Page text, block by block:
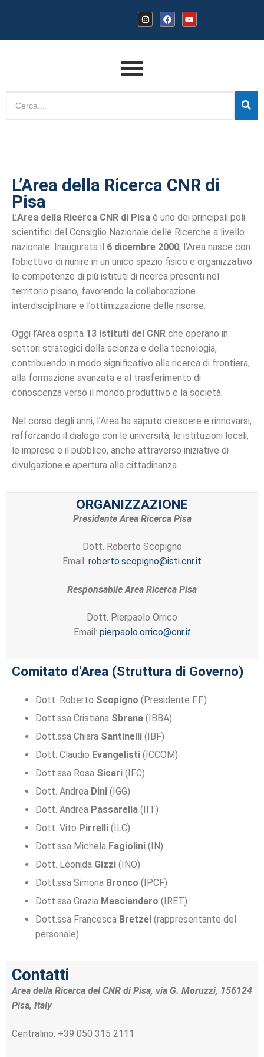
L’Area della Ricerca CNR di
Pisa
L’Area della Ricerca CNR di Pisa è uno dei principali poli
scientifici del Consiglio Nazionale delle Ricerche a livello
nazionale. Inaugurata il 6 dicembre 2000, l’Area nasce con
l’obiettivo di riunire in un unico spazio fisico e organizzativo
le competenze di più istituti di ricerca presenti nel
territorio pisano, favorendo la collaborazione
interdisciplinare e l’ottimizzazione delle risorse.
Oggi l’Area ospita 13 istituti del CNR che operano in
settori strategici della scienza e della tecnologia,
contribuendo in modo significativo alla ricerca di frontiera,
alla formazione avanzata e al trasferimento di
conoscenza verso il mondo produttivo e la società.
Nel corso degli anni, l’Area ha saputo crescere e rinnovarsi,
rafforzando il dialogo con le università, le istituzioni locali,
le imprese e il pubblico, anche attraverso iniziative di
divulgazione e apertura alla cittadinanza.
ORGANIZZAZIONE
Presidente Area Ricerca Pisa
Dott. Roberto Scopigno
Email: roberto.scopigno@isti.cnr.it
Responsabile Area Ricerca Pisa
Dott. Pierpaolo Orrico
Email: pierpaolo.orrico@cnr.it
Comitato d'Area (Struttura di Governo)
Dott. Roberto Scopigno (Presidente F.F.)
Dott.ssa Cristiana Sbrana (IBBA)
Dott.ssa Chiara Santinelli (IBF)
Dott. Claudio Evangelisti (ICCOM)
Dott.ssa Rosa Sicari (IFC)
Dott. Andrea Dini (IGG)
Dott. Andrea Passarella (IIT)
Dott. Vito Pirrelli (ILC)
Dott.ssa Michela Fagiolini (IN)
Dott. Leonida Gizzi (INO)
Dott.ssa Simona Bronco (IPCF)
Dott.ssa Grazia Masciandaro (IRET)
Dott.ssa Francesca Bretzel (rappresentante del
personale)
Contatti
Area della Ricerca del CNR di Pisa, via G. Moruzzi, 156124
Pisa, Italy
Centralino: +39 050 315 2111